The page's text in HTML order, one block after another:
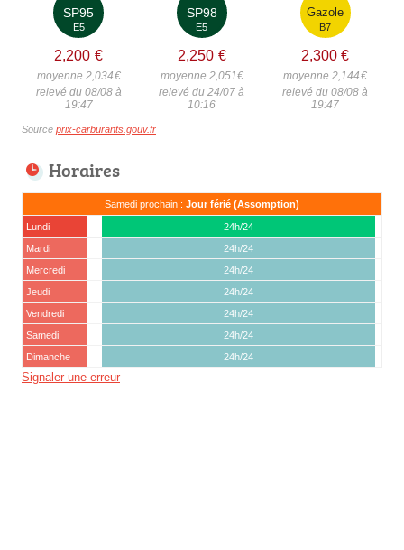
SP95
E5
2,200 €
moyenne 2,034€
relevé du 08/08 à
19:47
SP98
E5
2,250 €
moyenne 2,051€
relevé du 24/07 à
10:16
Gazole
B7
2,300 €
moyenne 2,144€
relevé du 08/08 à
19:47
Source prix-carburants.gouv.fr
Horaires
Samedi prochain : Jour férié (Assomption)
Lundi
24h/24
Mardi
24h/24
Mercredi
24h/24
Jeudi
24h/24
Vendredi
24h/24
Samedi
24h/24
Dimanche
24h/24
Signaler une erreur